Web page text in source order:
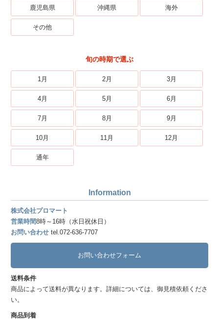
鹿児島県 沖縄県 海外
その他
旬の時期で選ぶ
1月 2月 3月
4月 5月 6月
7月 8月 9月
10月 11月 12月
通年
Information
株式会社プロマート
営業時間8時～16時（水日祝休日）
お問い合わせ tel.072-636-7707
お問い合わせフォーム
送料条件
商品によって送料が異なります。詳細については、御見積依頼くださ
い。
商品到着